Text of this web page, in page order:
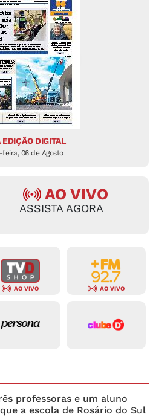
EDIÇÃO DIGITAL
feira, 06 de Agosto
AO VIVO
ASSISTA AGORA
AO VIVO AO VIVO
professoras e um aluno
a escola de Rosário do Sul